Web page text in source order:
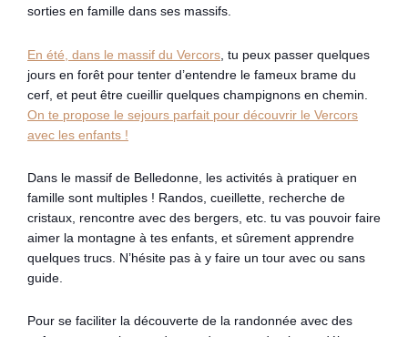
sorties en famille dans ses massifs.
En été, dans le massif du Vercors , tu peux passer quelques
jours en forêt pour tenter d’entendre le fameux brame du
cerf, et peut être cueillir quelques champignons en chemin.
On te propose le sejours parfait pour découvrir le Vercors
avec les enfants !
Dans le massif de Belledonne, les activités à pratiquer en
famille sont multiples ! Randos, cueillette, recherche de
cristaux, rencontre avec des bergers, etc. tu vas pouvoir faire
aimer la montagne à tes enfants, et sûrement apprendre
quelques trucs. N’hésite pas à y faire un tour avec ou sans
guide.
Pour se faciliter la découverte de la randonnée avec des